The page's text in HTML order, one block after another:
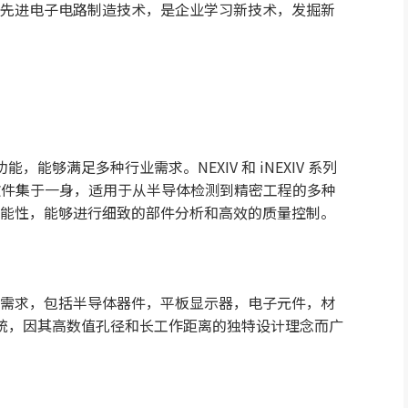
进电子电路制造技术，是企业学习新技术，发掘新
，能够满足多种行业需求。NEXIV 和 iNEXIV 系列
集于一身，适用于从半导体检测到精密工程的多种
，能够进行细致的部件分析和高效的质量控制。
求，包括半导体器件，平板显示器，电子元件，材
因其高数值孔径和长工作距离的独特设计理念而广